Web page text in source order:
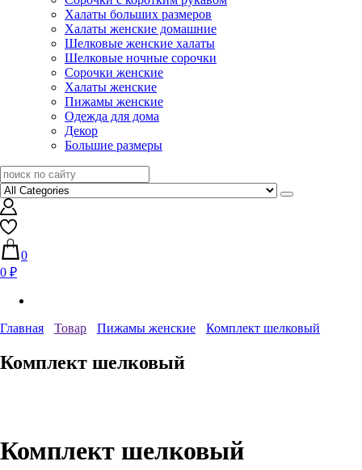
Халаты больших размеров
Халаты женские домашние
Шелковые женские халаты
Шелковые ночные сорочки
Сорочки женские
Халаты женские
Пижамы женские
Одежда для дома
Декор
Большие размеры
0
0 ₽
Главная Товар Пижамы женские Комплект шелковый
Комплект шелковый
Комплект шелковый